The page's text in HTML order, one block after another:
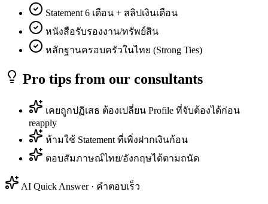
Statement 6 เดือน + สลิปเงินเดือน
หนังสือรับรองงาน/ทรัพย์สิน
หลักฐานครอบครัวในไทย (Strong Ties)
Pro tips from our consultants
เคยถูกปฏิเสธ ต้องเปลี่ยน Profile ที่จับต้องได้ก่อน
reapply
ห้ามใช้ Statement ที่เพิ่งฝากเงินก้อน
ตอบสัมภาษณ์ไทย/อังกฤษได้ตามถนัด
AI Quick Answer · คำตอบเร็ว